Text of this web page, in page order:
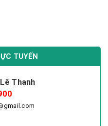
TUYẾN
Thanh